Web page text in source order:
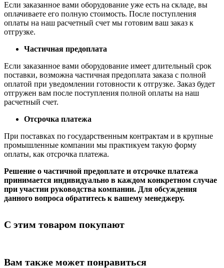
Если заказанное вами оборудование уже есть на складе, вы
оплачиваете его полную стоимость. После поступления
оплаты на наш расчетный счет мы готовим ваш заказ к
отгрузке.
Частичная предоплата
Если заказанное вами оборудование имеет длительный срок
поставки, возможна частичная предоплата заказа с полной
оплатой при уведомлении готовности к отгрузке. Заказ будет
отгружен вам после поступления полной оплаты на наш
расчетный счет.
Отсрочка платежа
При поставках по государственным контрактам и в крупные
промышленные компании мы практикуем такую форму
оплаты, как отсрочка платежа.
Решение о частичной предоплате и отсрочке платежа
принимается индивидуально в каждом конкретном случае
при участии руководства компании. Для обсуждения
данного вопроса обратитесь к вашему менеджеру.
С этим товаром покупают
Вам также может понравиться